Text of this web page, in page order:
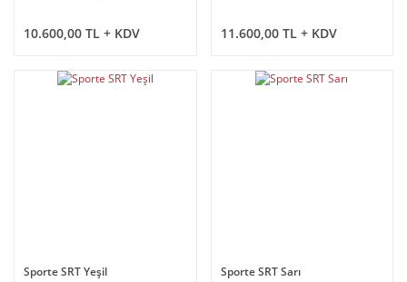
10.600,00 TL + KDV 11.600,00 TL + KDV
Sporte SRT Yeşil Sporte SRT Sarı